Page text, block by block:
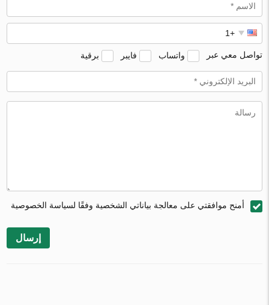
تواصل معي عبر واتساب فايبر برقية
أمنح موافقتي على معالجة بياناتي الشخصية وفقًا لسياسة الخصوصية
إرسال